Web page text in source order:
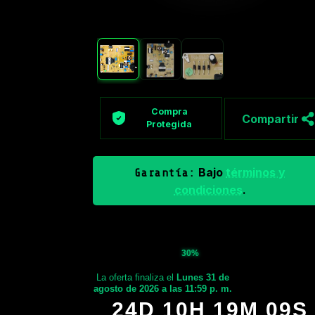
Compra
Protegida
Compartir
Garantía: Bajo términos y
condiciones.
30%
La oferta finaliza elLunes 31 de
agosto de 2026 a las 11:59 p. m.
24D 10H 19M 08S